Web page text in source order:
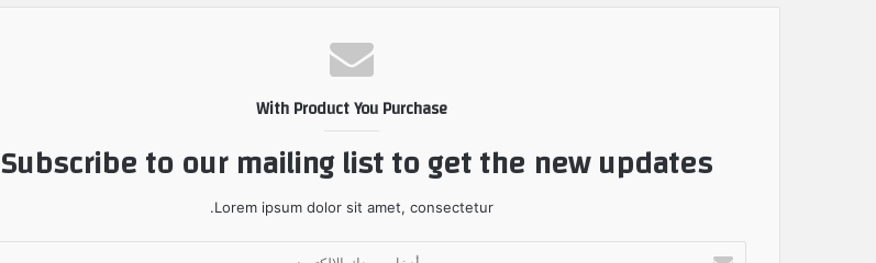
With Product You Purchase
Subscribe to our mailing list to get the new updates!
Lorem ipsum dolor sit amet, consectetur.